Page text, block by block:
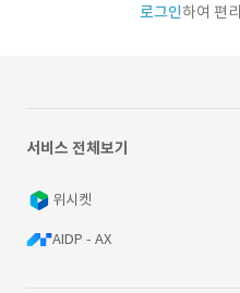
로그인하여 편
서비스 전체보기
위시켓
AIDP - AX